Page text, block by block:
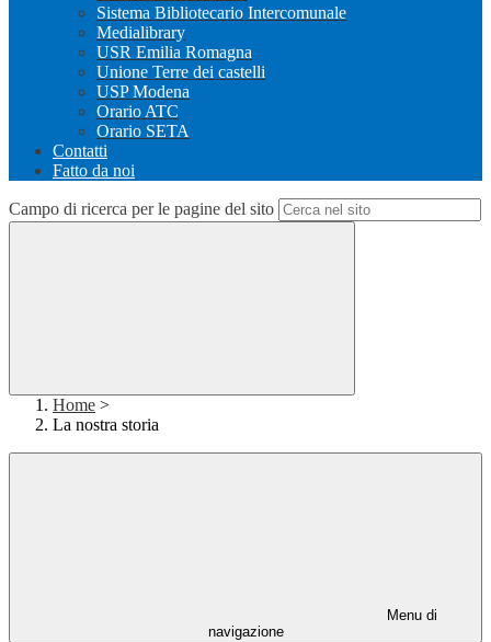
Sistema Bibliotecario Intercomunale
Medialibrary
USR Emilia Romagna
Unione Terre dei castelli
USP Modena
Orario ATC
Orario SETA
Contatti
Fatto da noi
Campo di ricerca per le pagine del sito
Home >
La nostra storia
Menu di
navigazione